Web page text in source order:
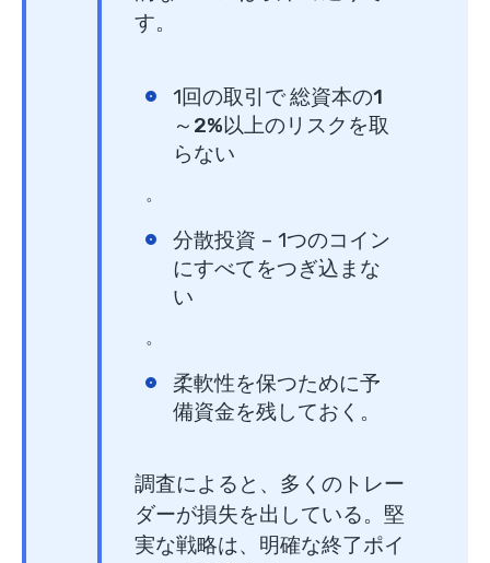
す。
1回の取引で総資本の1
～2%以上のリスクを取
らない
。
分散投資 – 1つのコイン
にすべてをつぎ込まな
い
。
柔軟性を保つために予
備資金を残しておく。
調査によると、多くのトレー
ダーが損失を出している。堅
実な戦略は、明確な終了ポイ